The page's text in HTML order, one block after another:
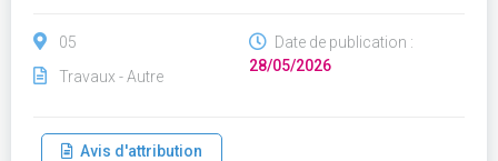
05
Travaux - Autre
Date de publication :
28/05/2026
Avis d'attribution